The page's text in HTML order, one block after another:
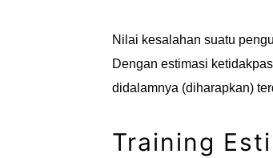
Nilai kesalahan suatu
Dengan estimasi
didalamnya (diharapkan)
Training